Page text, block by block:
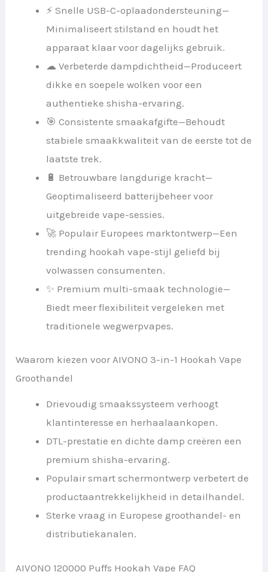
⚡ Snelle USB-C-oplaadondersteuning—
Minimaliseert stilstand en houdt het
apparaat klaar voor dagelijks gebruik.
☁ Verbeterde dampdichtheid—Produceert
dikke en soepele wolken voor een
authentieke shisha-ervaring.
🎯 Consistente smaakafgifte—Behoudt
stabiele smaakkwaliteit van de eerste tot de
laatste trek.
🔋 Betrouwbare langdurige kracht—
Geoptimaliseerd batterijbeheer voor
uitgebreide vape-sessies.
🚀 Populair Europees marktontwerp—Een
trending hookah vape-stijl geliefd bij
volwassen consumenten.
✨ Premium multi-smaak technologie—
Biedt meer flexibiliteit vergeleken met
traditionele wegwerpvapes.
Waarom kiezen voor AIVONO 3-in-1 Hookah Vape
Groothandel
Drievoudig smaakssysteem verhoogt
klantinteresse en herhaalaankopen.
DTL-prestatie en dichte damp creëren een
premium shisha-ervaring.
Populair smart schermontwerp verbetert de
productaantrekkelijkheid in detailhandel.
Sterke vraag in Europese groothandel- en
distributiekanalen.
AIVONO 120000 Puffs Hookah Vape FAQ